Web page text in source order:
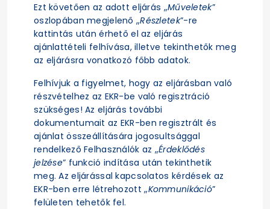
Ezt követően az adott eljárás „Műveletek”
oszlopában megjelenő „Részletek”-re
kattintás után érhető el az eljárás
ajánlattételi felhívása, illetve tekinthetők meg
az eljárásra vonatkozó főbb adatok.
Felhívjuk a figyelmet, hogy az eljárásban való
részvételhez az EKR-be való regisztráció
szükséges! Az eljárás további
dokumentumait az EKR-ben regisztrált és
ajánlat összeállítására jogosultsággal
rendelkező Felhasználók az „Érdeklődés
jelzése” funkció indítása után tekinthetik
meg. Az eljárással kapcsolatos kérdések az
EKR-ben erre létrehozott „Kommunikáció”
felületen tehetők fel.